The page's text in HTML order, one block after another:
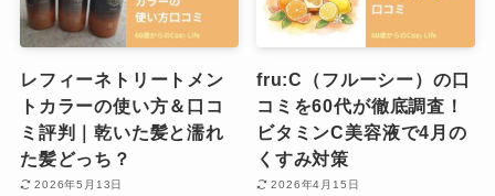
レフィーネトリートメン
トカラーの使い方＆口コ
ミ評判｜乾いた髪と濡れ
た髪どっち？
2026年5月13日
fru:C（フルーシー）の口
コミを60代が徹底調査！
ビタミンC美容液で4月の
くすみ対策
2026年4月15日